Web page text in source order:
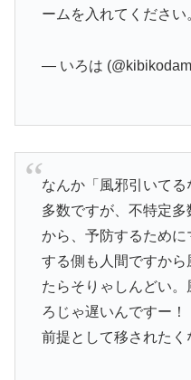
ームを入れてください
— いろは
なんか「風邪引いて
多数ですが、不特定
から、予防するため
する側も人間ですか
たらそりゃしんどい
ろじゃ遅いんですー！
前提として移されたく